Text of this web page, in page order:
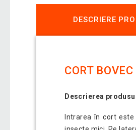
DESCRIERE
CORT
Descrierea
Intrarea în cort